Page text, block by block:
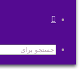
تغییر
پوسته